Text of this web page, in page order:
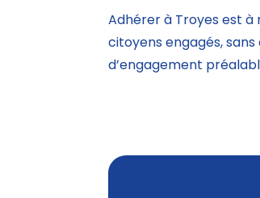
Adhérer à Troyes est à
citoyens engagés,
d’engagement